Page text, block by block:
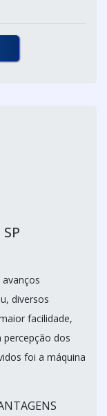
diversos
facilidade,
percepção dos
foi a máquina